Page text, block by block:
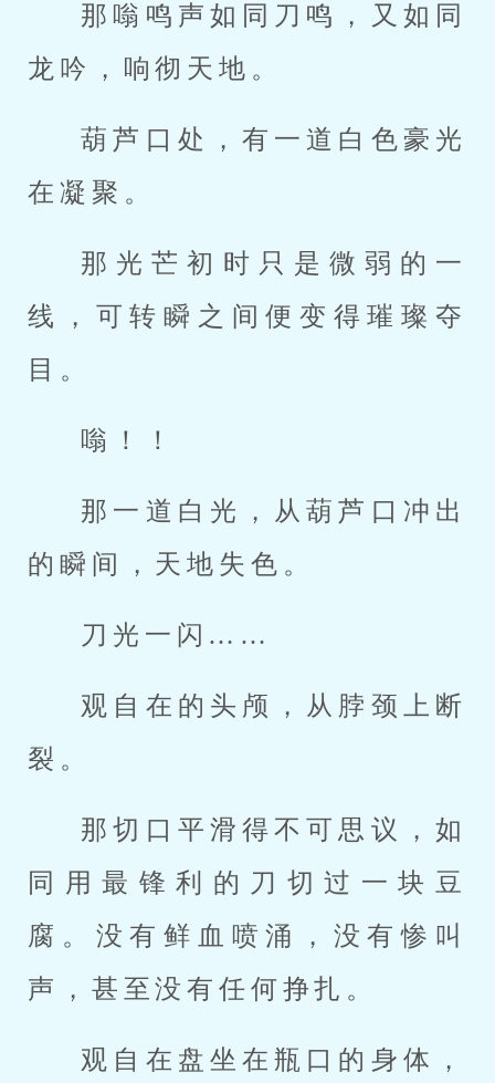
那嗡鸣声如同刀鸣，又如同
龙吟，响彻天地。
葫芦口处，有一道白色豪光
在凝聚。
那光芒初时只是微弱的一
线，可转瞬之间便变得璀璨夺
目。
嗡！！
那一道白光，从葫芦口冲出
的瞬间，天地失色。
刀光一闪……
观自在的头颅，从脖颈上断
裂。
那切口平滑得不可思议，如
同用最锋利的刀切过一块豆
腐。没有鲜血喷涌，没有惨叫
声，甚至没有任何挣扎。
观自在盘坐在瓶口的身体，